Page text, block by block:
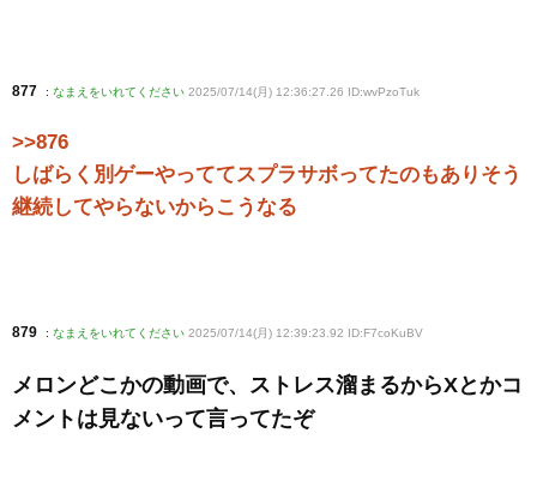
877 : なまえをいれてください 2025/07/14(月) 12:36:27.26 ID:wvPzoTuk
>>876
しばらく別ゲーやっててスプラサボってたのもありそう
継続してやらないからこうなる
879 : なまえをいれてください 2025/07/14(月) 12:39:23.92 ID:F7coKuBV
メロンどこかの動画で、ストレス溜まるからXとかコ
メントは見ないって言ってたぞ